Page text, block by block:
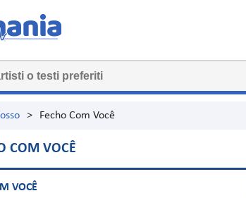
> Fecho Com Você
COM VOCÊ
VOCÊ